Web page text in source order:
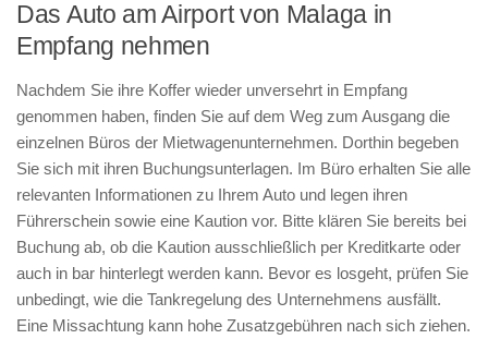
Das Auto am Airport von Malaga in
Empfang nehmen
Nachdem Sie ihre Koffer wieder unversehrt in Empfang
genommen haben, finden Sie auf dem Weg zum Ausgang die
einzelnen Büros der Mietwagenunternehmen. Dorthin begeben
Sie sich mit ihren Buchungsunterlagen. Im Büro erhalten Sie alle
relevanten Informationen zu Ihrem Auto und legen ihren
Führerschein sowie eine Kaution vor. Bitte klären Sie bereits bei
Buchung ab, ob die Kaution ausschließlich per Kreditkarte oder
auch in bar hinterlegt werden kann. Bevor es losgeht, prüfen Sie
unbedingt, wie die Tankregelung des Unternehmens ausfällt.
Eine Missachtung kann hohe Zusatzgebühren nach sich ziehen.